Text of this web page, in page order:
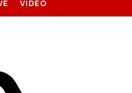
VIDEO